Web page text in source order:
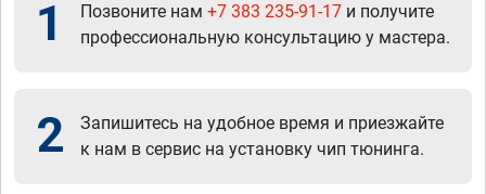
1 Позвоните нам +7 383 235-91-17 и получите
профессиональную консультацию у мастера.
2
Запишитесь на удобное время и приезжайте
к нам в сервис на установку чип тюнинга.